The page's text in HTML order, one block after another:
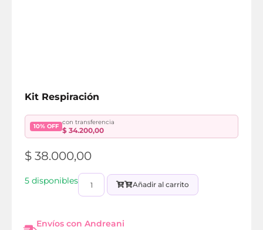
Kit Respiración
10% OFF
con transferencia
$ 34.200,00
$ 38.000,00
5 disponibles Añadir al carrito
Envíos con Andreani